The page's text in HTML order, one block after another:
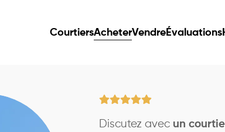
CourtiersAcheterVendreÉvaluations
Discutez avec un